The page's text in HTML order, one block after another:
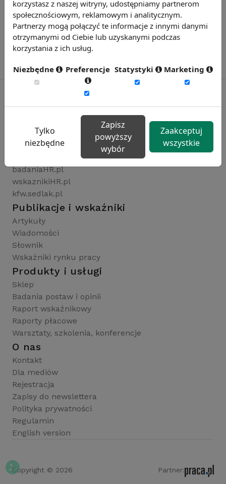
Rynekpracy.pl
sedlak.pl
wynagrodzenia.pl
raportyplacowe.pl
badaniaHR.pl
wskaznikiHR.pl
kfw.sedlak.pl
Publikacje i wskaźniki
Artykuły
Wiadomości
Słownik
Wskaźniki rynku pracy
Produkty i usługi
Sklep
Badania postaw i opinii
Raport wskaźnikowy
Raporty płacowe
Warsztaty, szkolenia, konferencje
O nas
Kontakt
Dla mediów
Rejestracja
Zapisy do newslettera
Polityka prywatności
Regulamin
English version
Copyright © 2026 Partner:
korzystasz z naszej witryny, udostępniamy partnerom
społecznościowym, reklamowym i analitycznym.
Partnerzy mogą połączyć te informacje z innymi danymi
otrzymanymi od Ciebie lub uzyskanymi podczas
korzystania z ich usług.
Niezbędne Preferencje Statystyki Marketing
Tylko
niezbędne
Zapisz
powyższy
wybór
Zaakceptuj
wszystkie